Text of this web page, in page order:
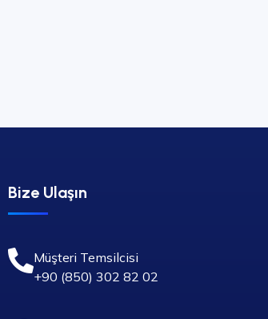
Bize Ulaşın
Müşteri Temsilcisi
+90 (850) 302 82 02